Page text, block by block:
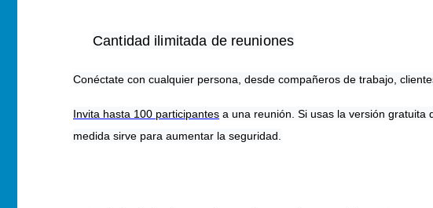
Cantidad ilimitada de reuniones
Conéctate con cualquier persona, desde compañeros de trabajo,
Invita hasta 100 participantes a una reunión. Si usas la versión gratuita
medida sirve para aumentar la seguridad.